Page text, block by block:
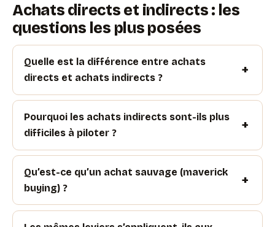
Achats directs et indirects : les
questions les plus posées
Quelle est la différence entre achats
directs et achats indirects ?
Pourquoi les achats indirects sont-ils plus
difficiles à piloter ?
Qu’est-ce qu’un achat sauvage (maverick
buying) ?